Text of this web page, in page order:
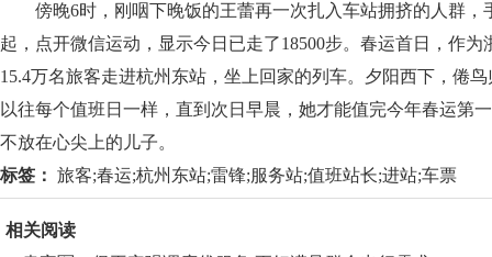
傍晚6时，刚咽下晚饭的王蕾再一次扎入车站拥挤的人群，
起，点开微信运动，显示今日已走了18500步。春运首日，作
15.4万名旅客走进杭州东站，坐上回家的列车。夕阳西下，倦
以往每个值班日一样，直到次日早晨，她才能值完今年春运第
不放在心尖上的儿子。
标签： 旅客;春运;杭州东站;雷锋;服务站;值班站长;进站;车票
相关阅读